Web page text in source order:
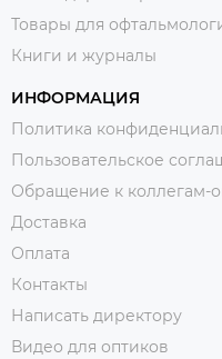
Товары для
Книги и журналы
ИНФОРМАЦИЯ
Политика
Пользовательское
Обращение к коллегам-
Доставка
Оплата
Контакты
Написать директору
Видео для оптиков